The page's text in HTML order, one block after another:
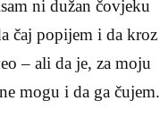
ni dužan čovjeku
čaj popijem i da kroz
– ali da je, za moju
mogu i da ga čujem.